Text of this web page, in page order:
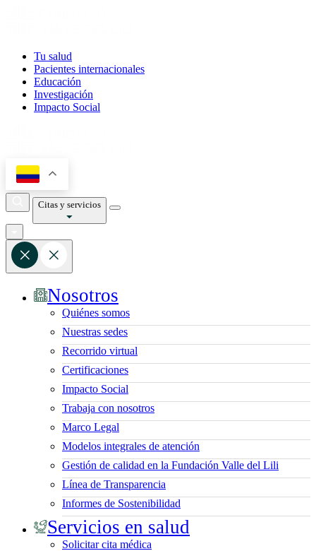
Tu salud
Pacientes internacionales
Educación
Investigación
Impacto Social
Citas y servicios
Nosotros
Quiénes somos
Nuestras sedes
Recorrido virtual
Certificaciones
Impacto Social
Trabaja con nosotros
Marco Legal
Modelos integrales de atención
Gestión de calidad en la Fundación Valle del Lili
Línea de Transparencia
Informes de Sostenibilidad
Servicios en salud
Solicitar cita médica